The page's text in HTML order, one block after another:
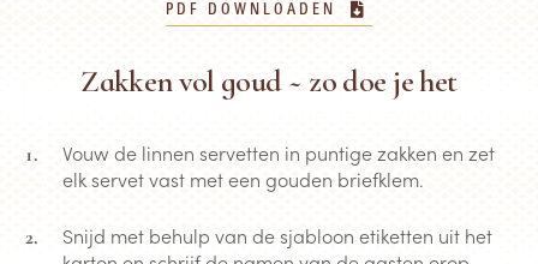
PDF DOWNLOADEN
Zakken vol goud ~ zo doe je het
Vouw de linnen servetten in puntige zakken en zet
elk servet vast met een gouden briefklem.
Snijd met behulp van de sjabloon etiketten uit het